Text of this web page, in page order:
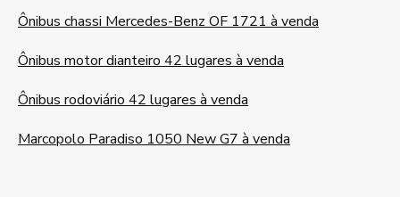
Ônibus chassi Mercedes-Benz OF 1721 à venda
Ônibus motor dianteiro 42 lugares à venda
Ônibus rodoviário 42 lugares à venda
Marcopolo Paradiso 1050 New G7 à venda